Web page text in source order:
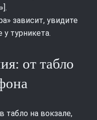
зависит, увидите
у турникета.
от табло
табло на вокзале,